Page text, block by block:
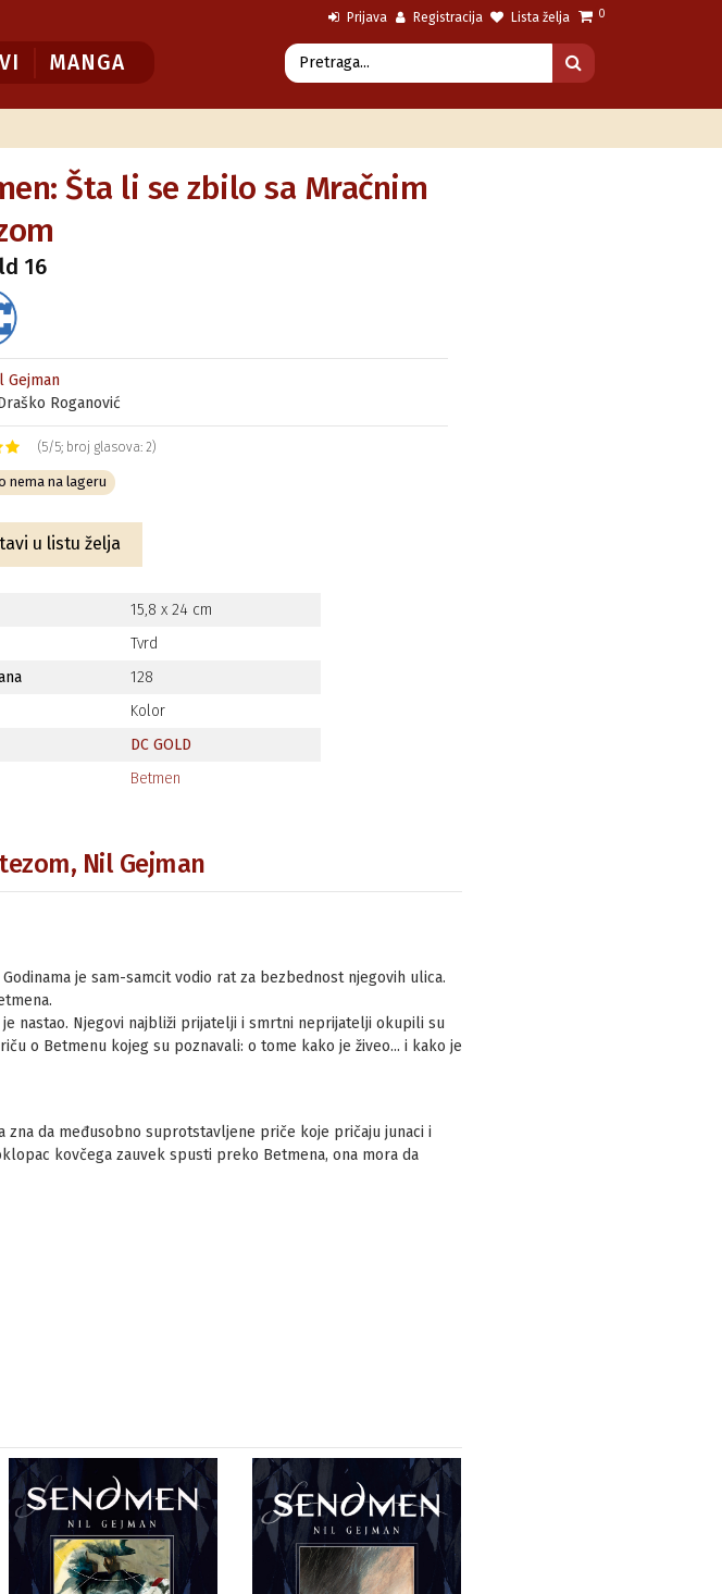
Prijava Registracija Lista želja 0
MANGA
Šta li se zbilo sa Mračnim
16
Gejman
Roganović
(5/5; broj glasova: 2)
nema na lageru
u listu želja
15,8 x 24 cm
Tvrd
128
Kolor
DC GOLD
Betmen
Nil Gejman
je sam-samcit vodio rat za bezbednost njegovih ulica.
nastao. Njegovi najbliži prijatelji i smrtni neprijatelji okupili su
o Betmenu kojeg su poznavali: o tome kako je živeo... i kako je
da međusobno suprotstavljene priče koje pričaju junaci i
kovčega zauvek spusti preko Betmena, ona mora da